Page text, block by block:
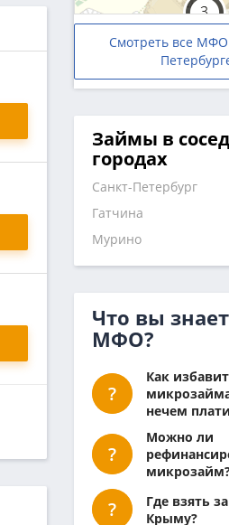
Смотреть все МФО
Займы в
городах
Санкт-Петербург
Гатчина
Мурино
Что вы
МФО?
Как
нечем
Можно ли
Где взять
Крыму?